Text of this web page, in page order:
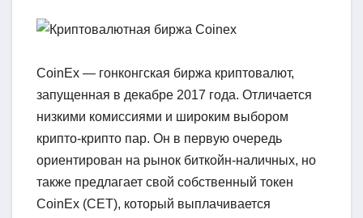
CoinEx — гонконгская биржа криптовалют,
запущенная в декабре 2017 года. Отличается
низкими комиссиями и широким выбором
крипто-крипто пар. Он в первую очередь
ориентирован на рынок биткойн-наличных, но
также предлагает свой собственный токен
CoinEx (CET), который выплачивается